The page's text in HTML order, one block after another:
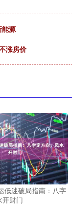
能源
涨房价
低迷破局指南：八字
开财门